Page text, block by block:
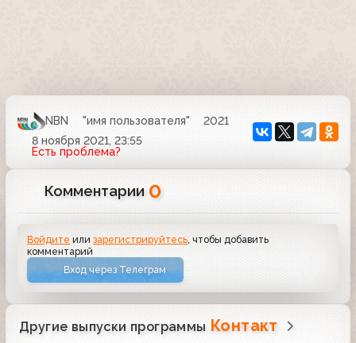
NBN "имя пользователя"
2021
8 ноября 2021, 23:55
Есть проблема?
Комментарии 0
Войдите илизарегистрируйтесь , чтобы добавить
комментарий
Вход через Телеграм
Другие выпуски программы Контакт